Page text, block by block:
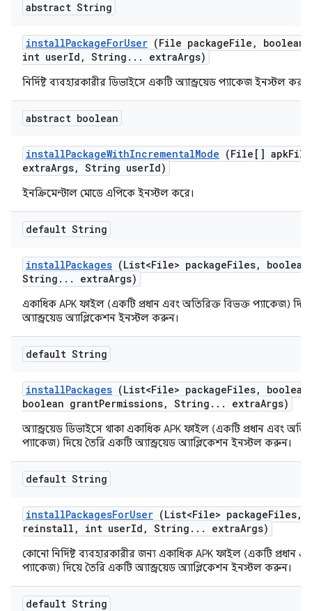
abstract String
installPackageForUser (File packageFile ,
int userId , String . . . extraArgs)
নির্দিষ্ট ব্যবহারকারীর ডিভাইসে একটি অ্যান্ড্রয়েড প্যাকেজ ইনস্টল
abstract boolean
installPackageWithIncrementalMode (File[] apk
extraArgs, String userId)
ইনক্রিমেন্টাল মোডে এপিকে ইনস্টল করে।
default String
installPackages (List<File> packageFiles,
String . . . extraArgs)
একাধিক APK ফাইল (একটি প্রধান এবং অতিরিক্ত বিভক্ত প্যাকেজ)
অ্যান্ড্রয়েড অ্যাপ্লিকেশন ইনস্টল করুন।
default String
installPackages (List<File> packageFiles,
boolean grantPermissions, String . . . extraArgs)
অ্যান্ড্রয়েড ডিভাইসে থাকা একাধিক APK ফাইল (একটি প্রধান এবং
প্যাকেজ) দিয়ে তৈরি একটি অ্যান্ড্রয়েড অ্যাপ্লিকেশন ইনস্টল করুন।
default String
installPackagesForUser (List<File> packageFiles,
reinstall , int userId , String . . . extraArgs)
কোনো নির্দিষ্ট ব্যবহারকারীর জন্য একাধিক APK ফাইল (একটি প্রধান
প্যাকেজ) দিয়ে তৈরি একটি অ্যান্ড্রয়েড অ্যাপ্লিকেশন ইনস্টল করুন।
default String